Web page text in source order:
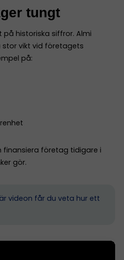
tungt
historiska siffror. Almi
vikt vid företagets
på:
företag tidigare i
gör.
videon får du veta hur ett